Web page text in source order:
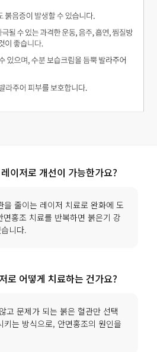
이저로 개선이 가능한가요?
을 줄이는 레이저 치료로 완화에 도
홍조 치료를 반복하면 붉은기 강
니다.
로 어떻게 치료하는 건가요?
고 문제가 되는 붉은 혈관만 선택
키는 방식으로, 안면홍조의 원인을